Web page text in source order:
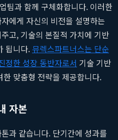
팀과 함께 구체화합니다. 이러한
에게 자신의 비전을 설명하는
고, 기술의 본질적 가치에 기반
됩니다.뮤렉스파트너스는 단순
정한 성장 동반자로서 기술 기반
맞춤형 전략을 제공합니다.
자본
과 같습니다. 단기간에 성과를